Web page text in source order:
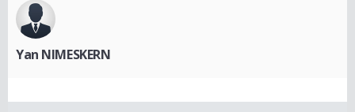
Yan NIMESKERN